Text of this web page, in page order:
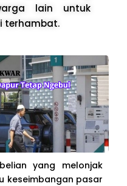
lain untuk
terhambat.
yang melonjak
keseimbangan pasar